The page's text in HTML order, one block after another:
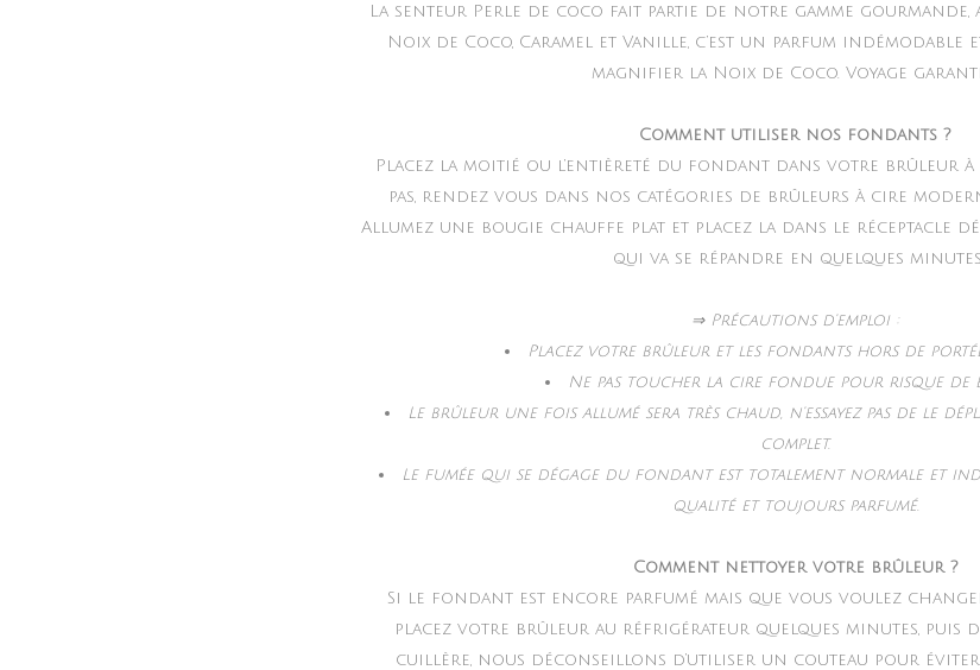
La senteur Perle de coco fait partie de notre gamme gourmande,
Noix de Coco, Caramel et Vanille, c’est un parfum indémodable
magnifier la Noix de Coco. Voyage
Comment utiliser nos fondants ?
Placez la moitié ou l’entièreté du fondant dans votre brûleur à
pas, rendez vous dans nos catégories de brûleurs à cire
Allumez une bougie chauffe plat et placez la dans le réceptacle
qui va se répandre en quelques minutes.
⇒ Précautions d’emploi :
Placez votre brûleur et les fondants hors de
Ne pas toucher la cire fondue pour risque de
Le brûleur une fois allumé sera très chaud, n’essayez pas de le
complet.
Le fumée qui se dégage du fondant est totalement normale et
qualité et toujours parfumé.
Comment nettoyer votre brûleur ?
Si le fondant est encore parfumé mais que vous voulez
placez votre brûleur au réfrigérateur quelques minutes, puis
cuillère, nous déconseillons d’utiliser un couteau pour éviter